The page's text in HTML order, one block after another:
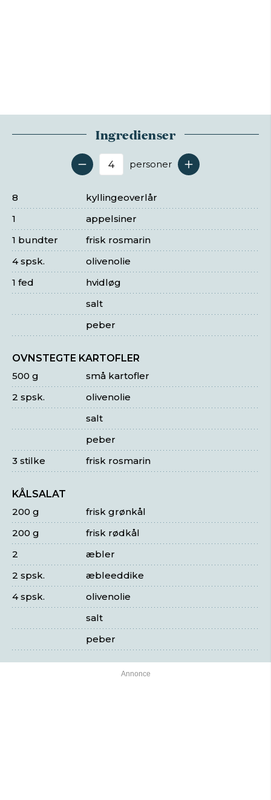
Ingredienser
Antal serveringer
personer
kyllingeoverlår
8
appelsiner
1
frisk rosmarin
1 bundter
olivenolie
4 spsk.
hvidløg
1 fed
salt
peber
OVNSTEGTE KARTOFLER
små kartofler
500 g
olivenolie
2 spsk.
salt
peber
frisk rosmarin
3 stilke
KÅLSALAT
frisk grønkål
200 g
frisk rødkål
200 g
æbler
2
æbleeddike
2 spsk.
olivenolie
4 spsk.
salt
peber